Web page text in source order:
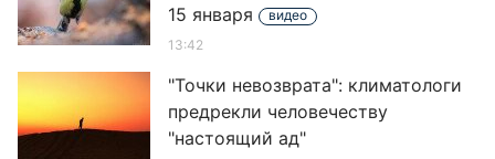
15 января
видео
13:42
"Точки невозврата": климатологи
предрекли человечеству
"настоящий ад"